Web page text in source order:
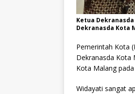
Ketua
Dekranasda Kota
Pemerintah Kota
Dekranasda Kota
Kota Malang
Widayati sangat